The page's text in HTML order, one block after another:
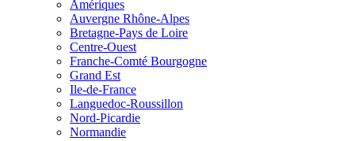
Amériques
Auvergne Rhône-Alpes
Bretagne-Pays de Loire
Centre-Ouest
Franche-Comté Bourgogne
Grand Est
Ile-de-France
Languedoc-Roussillon
Nord-Picardie
Normandie